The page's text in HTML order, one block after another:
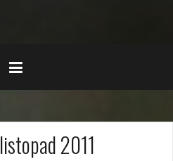
listopad 2011